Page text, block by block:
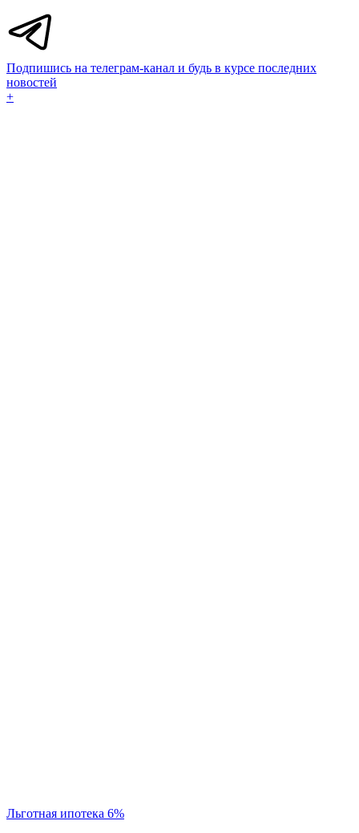
Подпишись на телеграм-канал и будь в курсе последних
новостей
+
Льготная ипотека 6%